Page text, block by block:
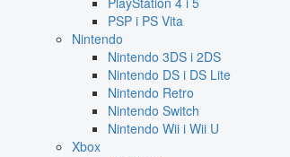
PSP i PS Vita
Nintendo
Nintendo 3DS i 2DS
Nintendo DS i DS Lite
Nintendo Retro
Nintendo Switch
Nintendo Wii i Wii U
Xbox